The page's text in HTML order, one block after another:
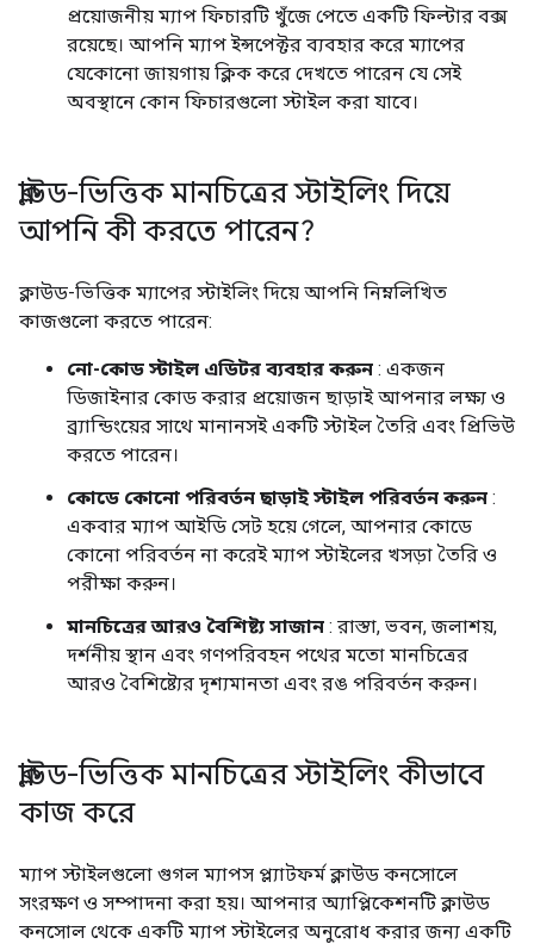
প্রয়োজনীয় ম্যাপ ফিচারটি খুঁজে পেতে একটি ফিল্টার বক্স
রয়েছে। আপনি ম্যাপ ইন্সপেক্টর ব্যবহার করে ম্যাপের
যেকোনো জায়গায় ক্লিক করে দেখতে পারেন যে সেই
অবস্থানে কোন ফিচারগুলো স্টাইল করা যাবে।
ক্লাউড-ভিত্তিক মানচিত্রের স্টাইলিং দিয়ে
আপনি কী করতে পারেন?
ক্লাউড-ভিত্তিক ম্যাপের স্টাইলিং দিয়ে আপনি নিম্নলিখিত
কাজগুলো করতে পারেন:
নো-কোড স্টাইল এডিটর ব্যবহার করুন : একজন
ডিজাইনার কোড করার প্রয়োজন ছাড়াই আপনার লক্ষ্য ও
ব্র্যান্ডিংয়ের সাথে মানানসই একটি স্টাইল তৈরি এবং প্রিভিউ
করতে পারেন।
কোডে কোনো পরিবর্তন ছাড়াই স্টাইল পরিবর্তন করুন :
একবার ম্যাপ আইডি সেট হয়ে গেলে, আপনার কোডে
কোনো পরিবর্তন না করেই ম্যাপ স্টাইলের খসড়া তৈরি ও
পরীক্ষা করুন।
মানচিত্রের আরও বৈশিষ্ট্য সাজান : রাস্তা, ভবন, জলাশয়,
দর্শনীয় স্থান এবং গণপরিবহন পথের মতো মানচিত্রের
আরও বৈশিষ্ট্যের দৃশ্যমানতা এবং রঙ পরিবর্তন করুন।
ক্লাউড-ভিত্তিক মানচিত্রের স্টাইলিং কীভাবে
কাজ করে
ম্যাপ স্টাইলগুলো গুগল ম্যাপস প্ল্যাটফর্ম ক্লাউড কনসোলে
সংরক্ষণ ও সম্পাদনা করা হয়। আপনার অ্যাপ্লিকেশনটি ক্লাউড
কনসোল থেকে একটি ম্যাপ স্টাইলের অনুরোধ করার জন্য একটি